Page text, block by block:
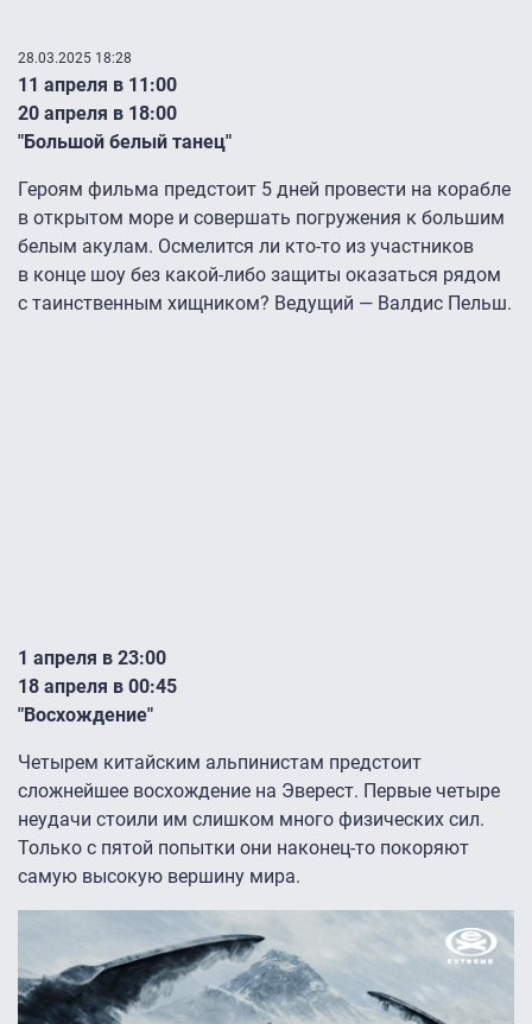
28.03.2025 18:28
11 апреля в 11:00
20 апреля в 18:00
"Большой белый танец"
Героям фильма предстоит 5 дней провести на корабле
в открытом море и совершать погружения к большим
белым акулам. Осмелится ли кто-то из участников
в конце шоу без какой-либо защиты оказаться рядом
с таинственным хищником? Ведущий — Валдис Пельш.
1 апреля в 23:00
18 апреля в 00:45
"Восхождение"
Четырем китайским альпинистам предстоит
сложнейшее восхождение на Эверест. Первые четыре
неудачи стоили им слишком много физических сил.
Только с пятой попытки они наконец-то покоряют
самую высокую вершину мира.